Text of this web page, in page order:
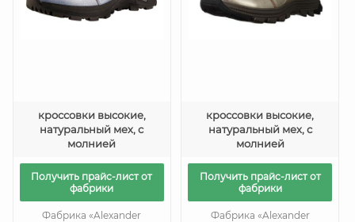
кроссовки высокие,
натуральный мех, с
молнией
Получить прайс-лист от
фабрики
Фабрика «Alexander
кроссовки высокие,
натуральный мех, с
молнией
Получить прайс-лист от
фабрики
Фабрика «Alexander